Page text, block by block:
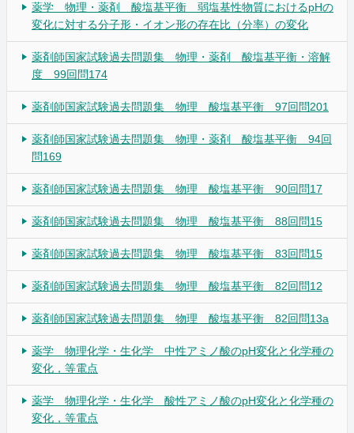
薬学 物理・薬剤 酸塩基平衡 弱塩基性物質におけるpHの
変化に対する分子形・イオン形の存在比（分率）の変化
薬剤師国家試験過去問題集 物理・薬剤 酸塩基平衡・溶解
度 99回問174
薬剤師国家試験過去問題集 物理 酸塩基平衡 97回問201
薬剤師国家試験過去問題集 物理・薬剤 酸塩基平衡 94回
問169
薬剤師国家試験過去問題集 物理 酸塩基平衡 90回問17
薬剤師国家試験過去問題集 物理 酸塩基平衡 88回問15
薬剤師国家試験過去問題集 物理 酸塩基平衡 83回問15
薬剤師国家試験過去問題集 物理 酸塩基平衡 82回問12
薬剤師国家試験過去問題集 物理 酸塩基平衡 82回問13a
薬学 物理化学・生化学 中性アミノ酸のpH変化と化学種の
変化，等電点
薬学 物理化学・生化学 酸性アミノ酸のpH変化と化学種の
変化，等電点